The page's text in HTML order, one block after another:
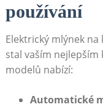
používání
Elektrický mlýnek na
stal vaším nejlepším
modelů‌ nabízí:
Automatické